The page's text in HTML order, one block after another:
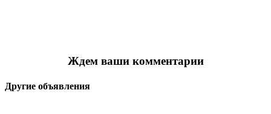
Ждем ваши комментарии
Другие объявления